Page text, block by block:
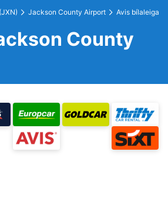
Jackson County Airport Avis bílaleiga
County